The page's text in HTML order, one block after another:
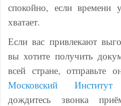
спокойно, если времени
хватает.
Если вас привлекают
вы хотите получить
всей стране, отправьте
Московский Институт
дождитесь звонка